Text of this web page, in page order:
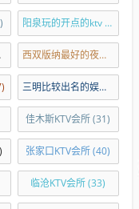
阳泉玩的开点的ktv(34)
所 (32) 西双版纳最好的夜总会
三明比较出名的娱乐会所
佳木斯KTV会所(31)
张家口KTV会所(40)
临沧KTV会所(33)